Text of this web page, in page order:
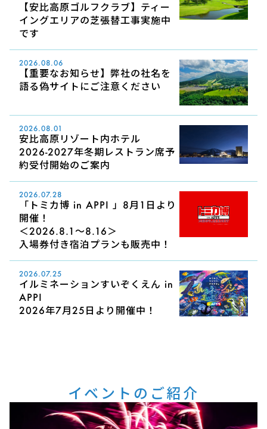
【安比高原ゴルフクラブ】ティー
イングエリアの芝張替工事実施中
です
2026.08.06
【重要なお知らせ】弊社の社名を
語る偽サイトにご注意ください
2026.08.01
安比高原リゾート内ホテル
2026-2027年冬期レストラン席予
約受付開始のご案内
2026.07.28
「トミカ博 in APPI 」8月1日より
開催！
＜2026.8.1～8.16＞
入場券付き宿泊プランも販売中！
2026.07.25
イルミネーションすいぞくえん in
APPI
2026年7月25日より開催中！
イベントのご紹介